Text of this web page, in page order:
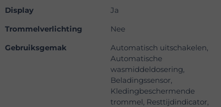
Display
Ja
Trommelverlichting
Nee
Gebruiksgemak
Automatisch uitschakelen,
Automatische
wasmiddeldosering,
Beladingssensor,
Kledingbeschermende
trommel, Resttijdindicator,